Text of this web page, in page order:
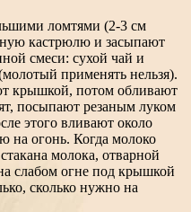
ломтями (2-3 см
кастрюлю и засыпают
смеси: сухой чай и
применять нельзя).
крышкой, потом обливают
посыпают резаным луком
этого вливают около
на огонь. Когда молоко
молока, отварной
слабом огне под крышкой
сколько нужно на